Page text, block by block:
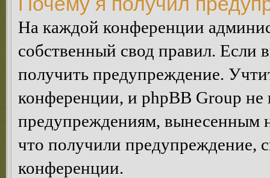
На каждой конференции
собственный свод правил.
получить предупреждение.
конференции, и phpBB Group не
предупреждениям, вынесенным
что получили предупреждение,
конференции.